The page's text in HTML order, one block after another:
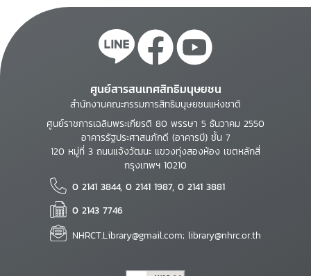
ศูนย์สารสนเทศสิทธิมนุษยชน
สำนักงานคณะกรรมการสิทธิมนุษยชนแห่งชาติ
ศูนย์ราชการเฉลิมพระเกียรติ 80 พรรษา 5 ธันวาคม 2550
อาคารรัฐประศาสนภักดี (อาคารบี) ชั้น 7
120 หมู่ที่ 3 ถนนแจ้งวัฒนะ แขวงทุ่งสองห้อง เขตหลักสี่
กรุงเทพฯ 10210
0 2141 3844, 0 2141 1987, 0 2141 3881
0 2143 7746
NHRCT.Library@gmail.com; library@nhrc.or.th